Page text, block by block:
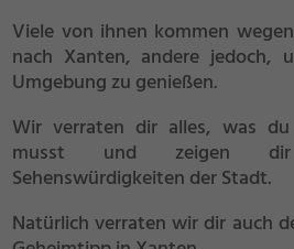
Viele von ihnen kommen
nach Xanten, andere jedoch,
Umgebung zu genießen.
Wir verraten dir alles, was
musst und zeigen
Sehenswürdigkeiten der Stadt.
Natürlich verraten wir dir auch